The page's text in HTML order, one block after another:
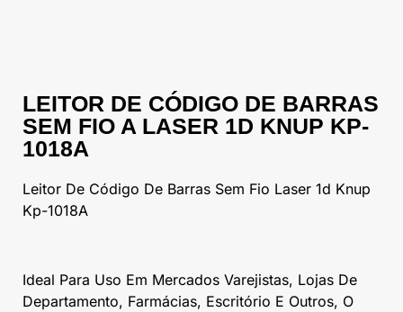
LEITOR DE CÓDIGO DE BARRAS
SEM FIO A LASER 1D KNUP KP-
1018A
Leitor De Código De Barras Sem Fio Laser 1d Knup
Kp-1018A
Ideal Para Uso Em Mercados Varejistas, Lojas De
Departamento, Farmácias, Escritório E Outros, O